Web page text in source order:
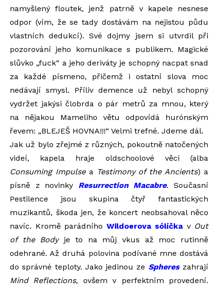
namyšlený floutek, jenž patrně v kapele nesnese
odpor (vím, že se tady dostávám na nejistou půdu
vlastních dedukcí). Své dojmy jsem si utvrdil při
pozorování jeho komunikace s publikem. Magické
slůvko „fuck“ a jeho deriváty je schopný nacpat snad
za každé písmeno, přičemž i ostatní slova moc
nedávají smysl. Příliv demence už nebyl schopný
vydržet jakýsi člobrda o pár metrů za mnou, který
na nějakou Mameliho větu odpovídá hurónským
řevem: „BLEJEŠ HOVNA!!!“ Velmi trefné. Jdeme dál.
Jak už bylo zřejmé z různých, pokoutně natočených
videí, kapela hraje oldschoolové věci (alba
Consuming Impulsea Testimony of the Ancients) a
písně z novinky Resurrection Macabre. Současní
Pestilence jsou skupina čtyř fantastických
muzikantů, škoda jen, že koncert neobsahoval něco
navíc. Kromě parádního Wildoerova sólíčka v Out
of the Bodyje to na můj vkus až moc rutinně
odehrané. Až druhá polovina podívané mne dostává
do správné teploty. Jako jedinou ze Sphereszahrají
Mind Reflections, ovšem v perfektním provedení.